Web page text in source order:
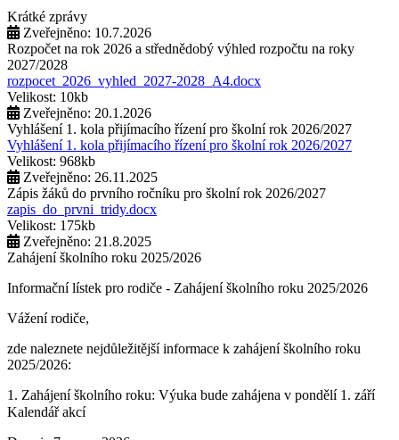
Krátké zprávy
Zveřejněno: 10.7.2026
Rozpočet na rok 2026 a střednědobý výhled rozpočtu na roky
2027/2028
rozpocet_2026_vyhled_2027-2028_A4.docx
Velikost: 10kb
Zveřejněno: 20.1.2026
Vyhlášení 1. kola přijímacího řízení pro školní rok 2026/2027
Vyhlášení 1. kola přijímacího řízení pro školní rok 2026/2027
Velikost: 968kb
Zveřejněno: 26.11.2025
Zápis žáků do prvního ročníku pro školní rok 2026/2027
zapis_do_prvni_tridy.docx
Velikost: 175kb
Zveřejněno: 21.8.2025
Zahájení školního roku 2025/2026
Informační lístek pro rodiče - Zahájení školního roku 2025/2026
Vážení rodiče,
zde naleznete nejdůležitější informace k zahájení školního roku
2025/2026:
1. Zahájení školního roku: Výuka bude zahájena v pondělí 1. září
2025. Tento den končí po 1. vyučovací hodině. Provoz školní
Kalendář akcí